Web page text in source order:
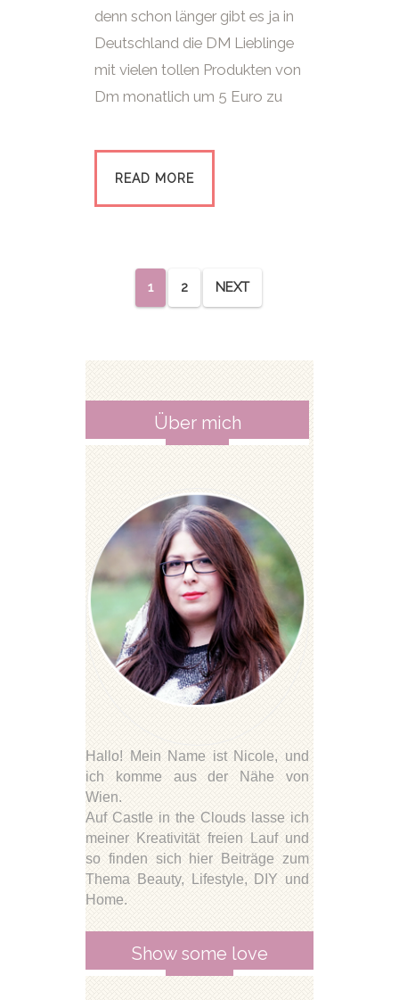
denn schon länger gibt es ja in
Deutschland die DM Lieblinge
mit vielen tollen Produkten von
Dm monatlich um 5 Euro zu
READ MORE
1 2 NEXT
Über mich
Hallo! Mein Name ist Nicole, und
ich komme aus der Nähe von
Wien.
Auf Castle in the Clouds lasse ich
meiner Kreativität freien Lauf und
so finden sich hier Beiträge zum
Thema Beauty, Lifestyle, DIY und
Home.
Show some love